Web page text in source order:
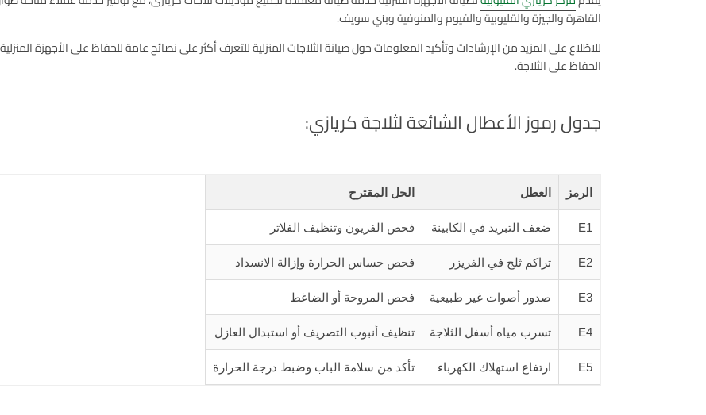
القاهرة والجيزة والقليوبية والفيوم والمنوفية وبني سويف.
للاطّلاع على المزيد من الإرشادات وتأكيد المعلومات حول صيانة الثلاجات المنزلية للتعرف أكثر على نصائح عامة للحفاظ على الأجهزة
الحفاظ على الثلاجة.
جدول رموز الأعطال الشائعة لثلاجة كريازي:
الرمز العطل الحل المقترح
E1 ضعف التبريد في الكابينة فحص الفريون وتنظيف الفلاتر
E2 تراكم ثلج في الفريزر فحص حساس الحرارة وإزالة الانسداد
E3 صدور أصوات غير طبيعية فحص المروحة أو الضاغط
E4 تسرب مياه أسفل الثلاجة تنظيف أنبوب التصريف أو استبدال العازل
E5 ارتفاع استهلاك الكهرباء تأكد من سلامة الباب وضبط درجة الحرارة